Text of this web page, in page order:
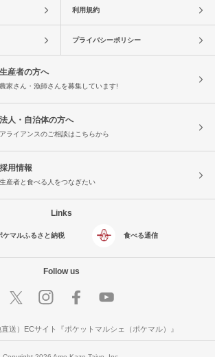
利用規約
プライバシーポリシー
生産者の方へ
農家さん・漁師さんを募集しています!
法人・自治体の方へ
アライアンスのご相談はこちらから
採用情報
生産者と食べる人をつなぎたい
Links
ケマルふるさと納税 食べる通信
Follow us
送）ECサイト『ポケットマルシェ（ポケマル）』